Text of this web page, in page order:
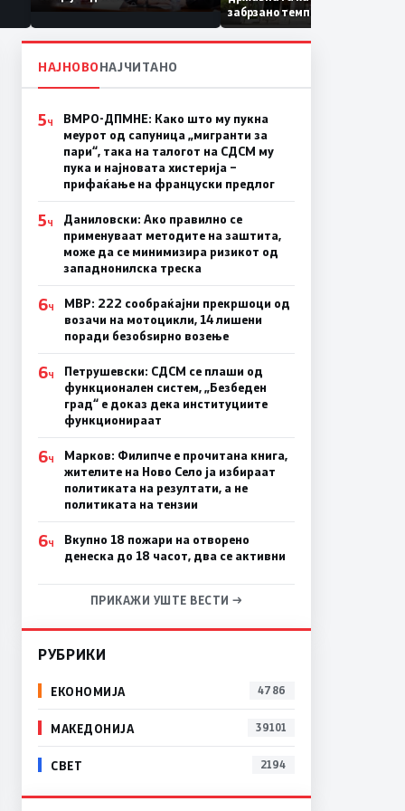
Коридор 8, Македонија
станува раскрсница на
Балканот
забрзано темпо
НАЈНОВОНАЈЧИТАНО
5Ч
ВМРО-ДПМНЕ: Како што му пукна
меурот од сапуница „мигранти за
пари“, така на талогот на СДСМ му
пука и најновата хистерија –
прифаќање на француски предлог
5Ч
Даниловски: Ако правилно се
применуваат методите на заштита,
може да се минимизира ризикот од
западнонилска треска
6Ч
МВР: 222 сообраќајни прекршоци од
возачи на мотоцикли, 14 лишени
поради безобѕирно возење
6Ч
Петрушевски: СДСМ се плаши од
функционален систем, „Безбеден
град“ е доказ дека институциите
функционираат
6Ч
Марков: Филипче е прочитана книга,
жителите на Ново Село ја избираат
политиката на резултати, а не
политиката на тензии
6Ч
Вкупно 18 пожари на отворено
денеска до 18 часот, два се активни
ПРИКАЖИ УШТЕ ВЕСТИ →
РУБРИКИ
ЕКОНОМИЈА 4786
МАКЕДОНИЈА 39101
СВЕТ 2194